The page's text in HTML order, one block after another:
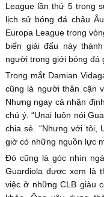
League lần thứ 5 trong
lịch sử bóng đá châu
Europa League trong
biến giải đấu này
người trong giới bóng đá
Trong mắt Damian
cũng là người thân cận
Nhưng ngay cả nhận
chú ý. “Unai luôn nói
chia sẻ. “Nhưng với tôi,
giờ có những nguồn lực
Đó cũng là góc nhìn
Guardiola được xem là
việc ở những CLB giàu